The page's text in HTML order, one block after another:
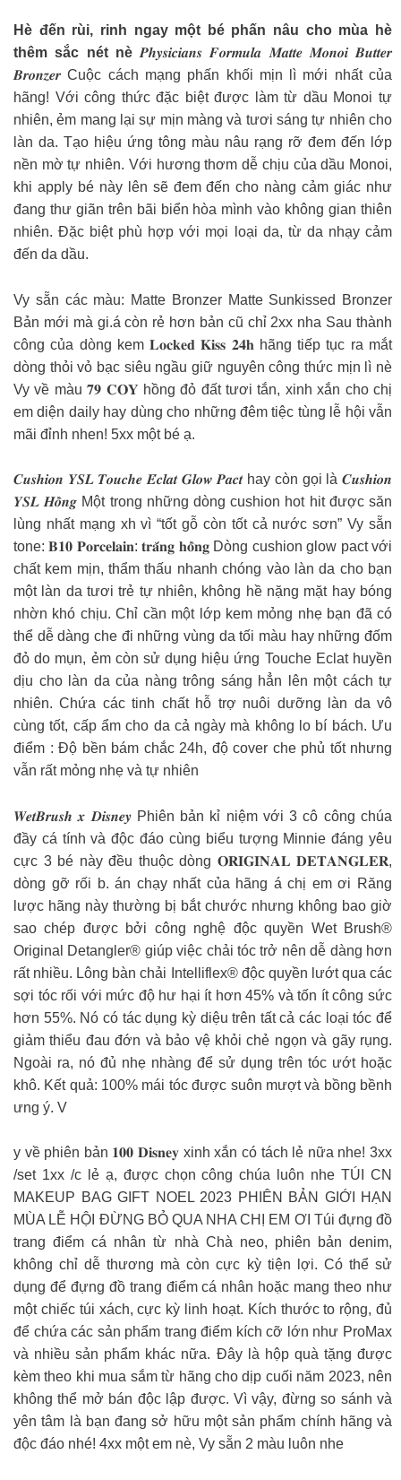
Hè đến rùi, rinh ngay một bé phấn nâu cho mùa hè
thêm sắc nét nè𝑷𝒉𝒚𝒔𝒊𝒄𝒊𝒂𝒏𝒔 𝑭𝒐𝒓𝒎𝒖𝒍𝒂 𝑴𝒂𝒕𝒕𝒆 𝑴𝒐𝒏𝒐𝒊 𝑩𝒖𝒕𝒕𝒆𝒓
𝑩𝒓𝒐𝒏𝒛𝒆𝒓 Cuộc cách mạng phấn khối mịn lì mới nhất của
hãng! Với công thức đặc biệt được làm từ dầu Monoi tự
nhiên, ẻm mang lại sự mịn màng và tươi sáng tự nhiên cho
làn da. Tạo hiệu ứng tông màu nâu rạng rỡ đem đến lớp
nền mờ tự nhiên. Với hương thơm dễ chịu của dầu Monoi,
khi apply bé này lên sẽ đem đến cho nàng cảm giác như
đang thư giãn trên bãi biển hòa mình vào không gian thiên
nhiên. Đặc biệt phù hợp với mọi loại da, từ da nhạy cảm
đến da dầu.
Vy sẵn các màu: Matte Bronzer Matte Sunkissed Bronzer
Bản mới mà gi.á còn rẻ hơn bản cũ chỉ 2xx nha Sau thành
công của dòng kem 𝐋𝐨𝐜𝐤𝐞𝐝 𝐊𝐢𝐬𝐬 𝟐𝟒𝐡 hãng tiếp tục ra mắt
dòng thỏi vỏ bạc siêu ngầu giữ nguyên công thức mịn lì nè
Vy về màu 𝟕𝟗 𝐂𝐎𝐘 hồng đỏ đất tươi tắn, xinh xắn cho chị
em diện daily hay dùng cho những đêm tiệc tùng lễ hội vẫn
mãi đỉnh nhen! 5xx một bé ạ.
𝑪𝒖𝒔𝒉𝒊𝒐𝒏 𝒀𝑺𝑳 𝑻𝒐𝒖𝒄𝒉𝒆 𝑬́𝒄𝒍𝒂𝒕 𝑮𝒍𝒐𝒘 𝑷𝒂𝒄𝒕 hay còn gọi là 𝑪𝒖𝒔𝒉𝒊𝒐𝒏
𝒀𝑺𝑳 𝑯𝒐̂̀𝒏𝒈 Một trong những dòng cushion hot hit được săn
lùng nhất mạng xh vì “tốt gỗ còn tốt cả nước sơn” Vy sẵn
tone: 𝐁𝟏𝟎 𝐏𝐨𝐫𝐜𝐞𝐥𝐚𝐢𝐧: 𝐭𝐫𝐚̆́𝐧𝐠 𝐡𝐨̂̀𝐧𝐠 Dòng cushion glow pact với
chất kem mịn, thẩm thấu nhanh chóng vào làn da cho bạn
một làn da tươi trẻ tự nhiên, không hề nặng mặt hay bóng
nhờn khó chịu. Chỉ cần một lớp kem mỏng nhẹ bạn đã có
thể dễ dàng che đi những vùng da tối màu hay những đốm
đỏ do mụn, ẻm còn sử dụng hiệu ứng Touche Eclat huyền
dịu cho làn da của nàng trông sáng hẳn lên một cách tự
nhiên. Chứa các tinh chất hỗ trợ nuôi dưỡng làn da vô
cùng tốt, cấp ẩm cho da cả ngày mà không lo bí bách. Ưu
điểm : Độ bền bám chắc 24h, độ cover che phủ tốt nhưng
vẫn rất mỏng nhẹ và tự nhiên
𝑾𝒆𝒕𝑩𝒓𝒖𝒔𝒉 𝒙 𝑫𝒊𝒔𝒏𝒆𝒚 Phiên bản kỉ niệm với 3 cô công chúa
đầy cá tính và độc đáo cùng biểu tượng Minnie đáng yêu
cực 3 bé này đều thuộc dòng 𝐎𝐑𝐈𝐆𝐈𝐍𝐀𝐋 𝐃𝐄𝐓𝐀𝐍𝐆𝐋𝐄𝐑,
dòng gỡ rối b. án chạy nhất của hãng á chị em ơi Răng
lược hãng này thường bị bắt chước nhưng không bao giờ
sao chép được bởi công nghệ độc quyền Wet Brush®
Original Detangler® giúp việc chải tóc trở nên dễ dàng hơn
rất nhiều. Lông bàn chải Intelliflex® độc quyền lướt qua các
sợi tóc rối với mức độ hư hại ít hơn 45% và tốn ít công sức
hơn 55%. Nó có tác dụng kỳ diệu trên tất cả các loại tóc để
giảm thiểu đau đớn và bảo vệ khỏi chẻ ngọn và gãy rụng.
Ngoài ra, nó đủ nhẹ nhàng để sử dụng trên tóc ướt hoặc
khô. Kết quả: 100% mái tóc được suôn mượt và bồng bềnh
ưng ý. V
y về phiên bản 𝟏𝟎𝟎 𝐃𝐢𝐬𝐧𝐞𝐲 xinh xắn có tách lẻ nữa nhe! 3xx
/set 1xx /c lẻ ạ, được chọn công chúa luôn nhe TÚI CN
MAKEUP BAG GIFT NOEL 2023 PHIÊN BẢN GIỚI HẠN
MÙA LỄ HỘI ĐỪNG BỎ QUA NHA CHỊ EM ƠI Túi đựng đồ
trang điểm cá nhân từ nhà Chà neo, phiên bản denim,
không chỉ dễ thương mà còn cực kỳ tiện lợi. Có thể sử
dụng để đựng đồ trang điểm cá nhân hoặc mang theo như
một chiếc túi xách, cực kỳ linh hoạt. Kích thước to rộng, đủ
để chứa các sản phẩm trang điểm kích cỡ lớn như ProMax
và nhiều sản phẩm khác nữa. Đây là hộp quà tặng được
kèm theo khi mua sắm từ hãng cho dịp cuối năm 2023, nên
không thể mở bán độc lập được. Vì vậy, đừng so sánh và
yên tâm là bạn đang sở hữu một sản phẩm chính hãng và
độc đáo nhé! 4xx một em nè, Vy sẵn 2 màu luôn nhe